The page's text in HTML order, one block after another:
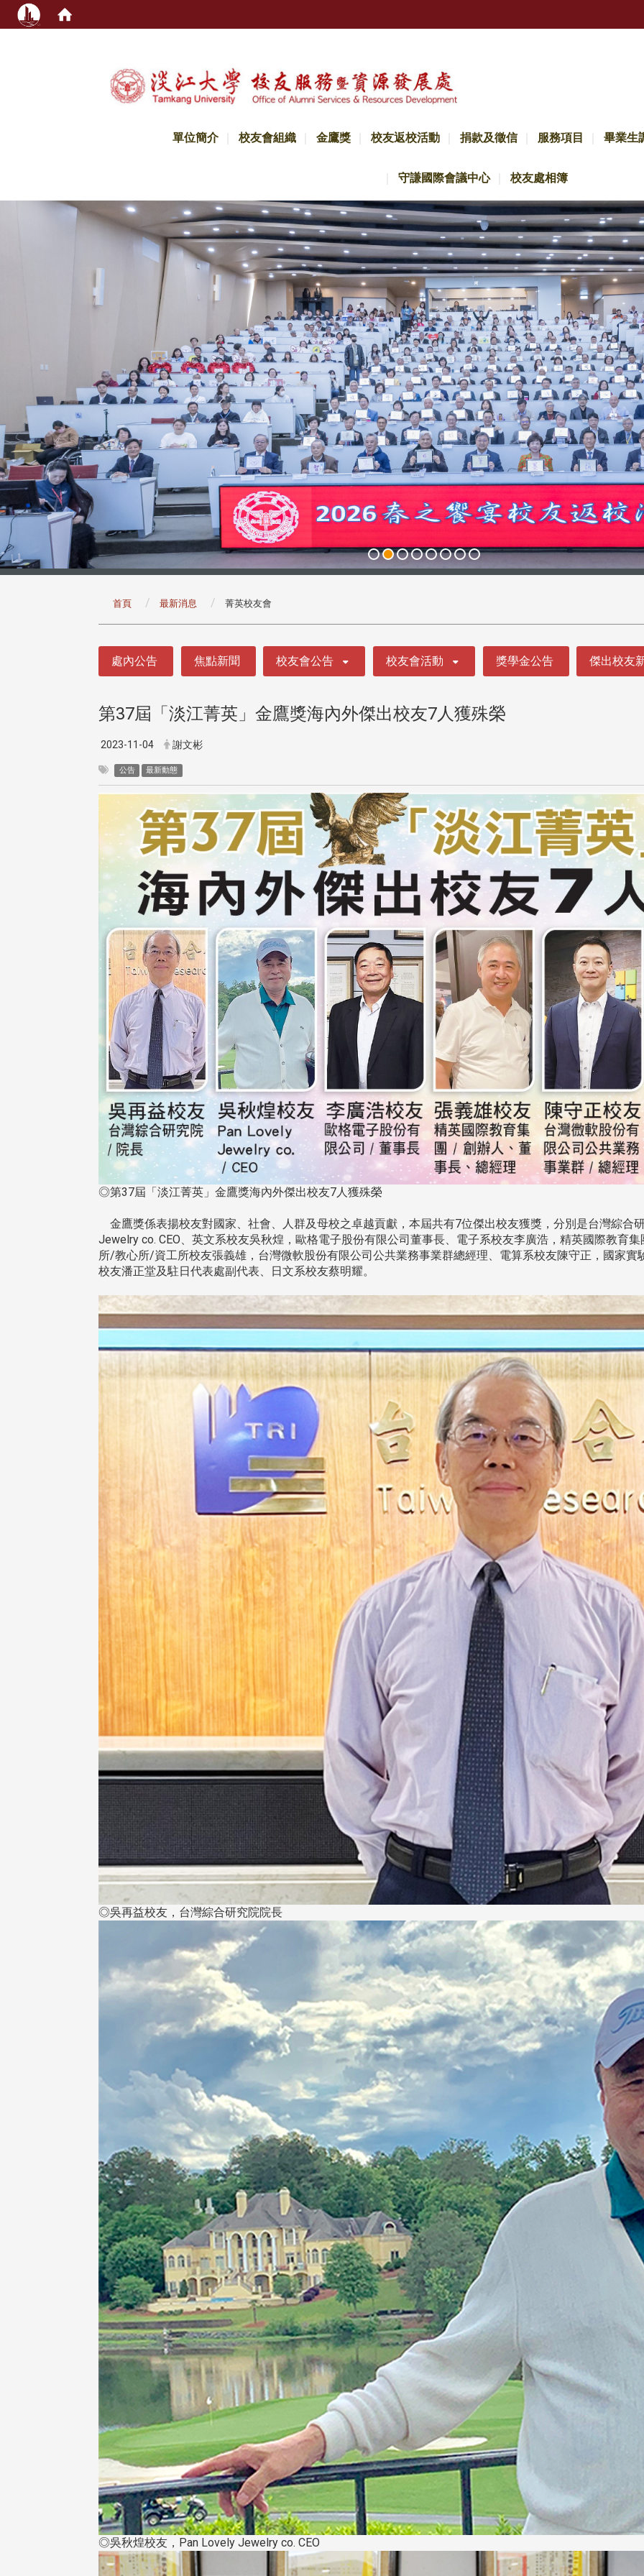
單位簡介 校友會組織 金鷹獎 校友返校活動 捐款及徵信 服務項目 畢業生
守謙國際會議中心 校友處相簿
首頁 最新消息 菁英校友會
處內公告 焦點新聞 校友會公告 校友會活動 獎學金公告 傑出校友
第37屆「淡江菁英」金鷹獎海內外傑出校友7人獲殊榮
2023-11-04 謝文彬
公告 最新動態
◎第37屆「淡江菁英」金鷹獎海內外傑出校友7人獲殊榮
金鷹獎係表揚校友對國家、社會、人群及母校之卓越貢獻，本屆共有7位傑出校友獲獎，分別是台灣綜合
Jewelry co. CEO、英文系校友吳秋煌，歐格電子股份有限公司董事長、電子系校友李廣浩，精英國際教育
所/教心所/資工所校友張義雄，台灣微軟股份有限公司公共業務事業群總經理、電算系校友陳守正，國家
校友潘正堂及駐日代表處副代表、日文系校友蔡明耀。
◎吳再益校友，台灣綜合研究院院長
◎吳秋煌校友，Pan Lovely Jewelry co. CEO